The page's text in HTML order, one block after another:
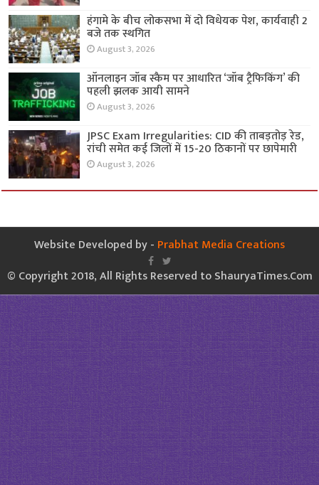
हंगामे के बीच लोकसभा में दो विधेयक पेश, कार्यवाही 2
बजे तक स्थगित
August 3, 2026
ऑनलाइन जॉब स्कैम पर आधारित ‘जॉब ट्रैफिकिंग’ की
पहली झलक आयी सामने
August 3, 2026
JPSC Exam Irregularities: CID की ताबड़तोड़ रेड,
रांची समेत कई जिलों में 15-20 ठिकानों पर छापेमारी
August 3, 2026
Website Developed by - Prabhat Media Creations
© Copyright 2018, All Rights Reserved to ShauryaTimes.Com